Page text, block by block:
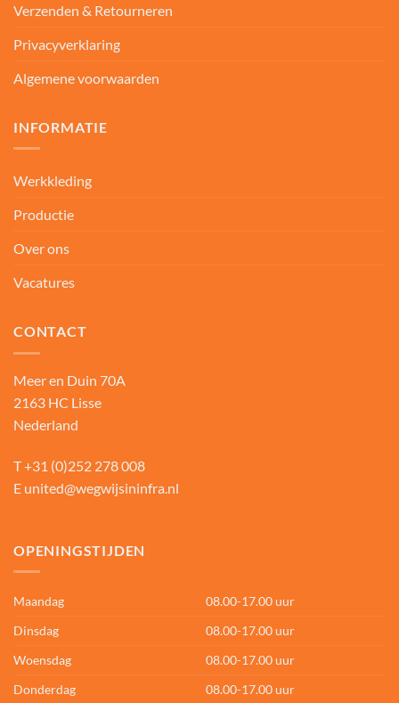
Verzenden & Retourneren
Privacyverklaring
Algemene voorwaarden
INFORMATIE
Werkkleding
Productie
Over ons
Vacatures
CONTACT
Meer en Duin 70A
2163 HC Lisse
Nederland
T+31 (0)252 278 008
E united@wegwijsininfra.nl
OPENINGSTIJDEN
Maandag
08.00-17.00 uur
Dinsdag
08.00-17.00 uur
Woensdag
08.00-17.00 uur
Donderdag
08.00-17.00 uur